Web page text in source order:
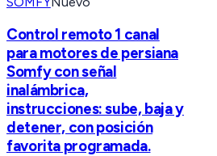
Control remoto 1 canal
para motores de persiana
Somfy con señal
inalámbrica,
instrucciones: sube, baja y
detener, con posición
favorita programada.